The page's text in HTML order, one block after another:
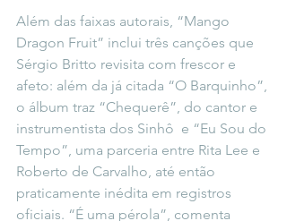
Além das faixas autorais, “Mango
Dragon Fruit” inclui três canções que
Sérgio Britto revisita com frescor e
afeto: além da já citada “O Barquinho”,
o álbum traz “Chequerê”, do cantor e
instrumentista dos Sinhô  e “Eu Sou do
Tempo”, uma parceria entre Rita Lee e
Roberto de Carvalho, até então
praticamente inédita em registros
oficiais. “É uma pérola”, comenta